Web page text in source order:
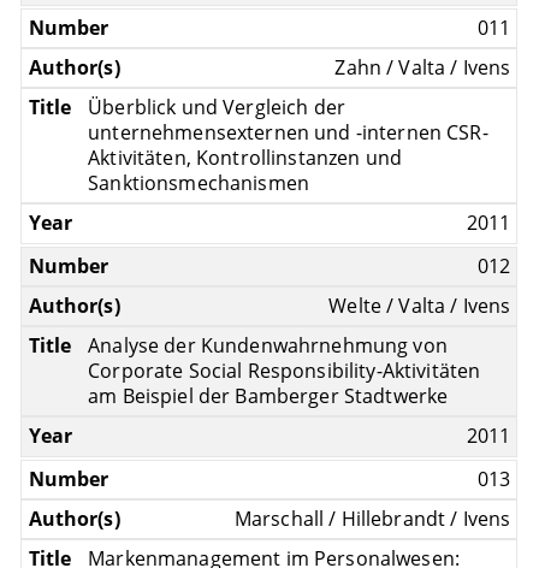
011
Zahn / Valta / Ivens
Überblick und Vergleich der
unternehmensexternen und -internen CSR-
Aktivitäten, Kontrollinstanzen und
Sanktionsmechanismen
2011
012
Welte / Valta / Ivens
Analyse der Kundenwahrnehmung von
Corporate Social Responsibility-Aktivitäten
am Beispiel der Bamberger Stadtwerke
2011
013
Marschall / Hillebrandt / Ivens
Markenmanagement im Personalwesen: